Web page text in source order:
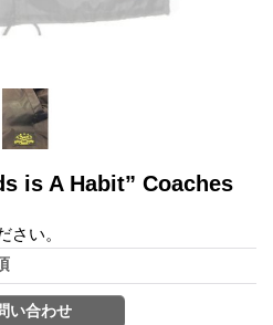
is A Habit” Coaches
さい。